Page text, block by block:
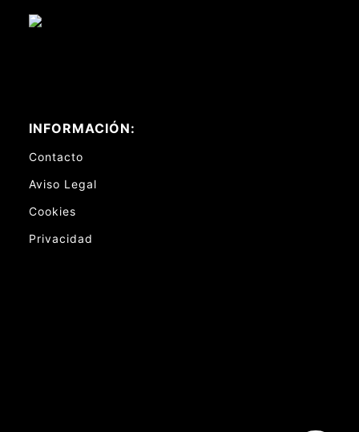
INFORMACIÓN:
Contacto
Aviso Legal
Cookies
Privacidad